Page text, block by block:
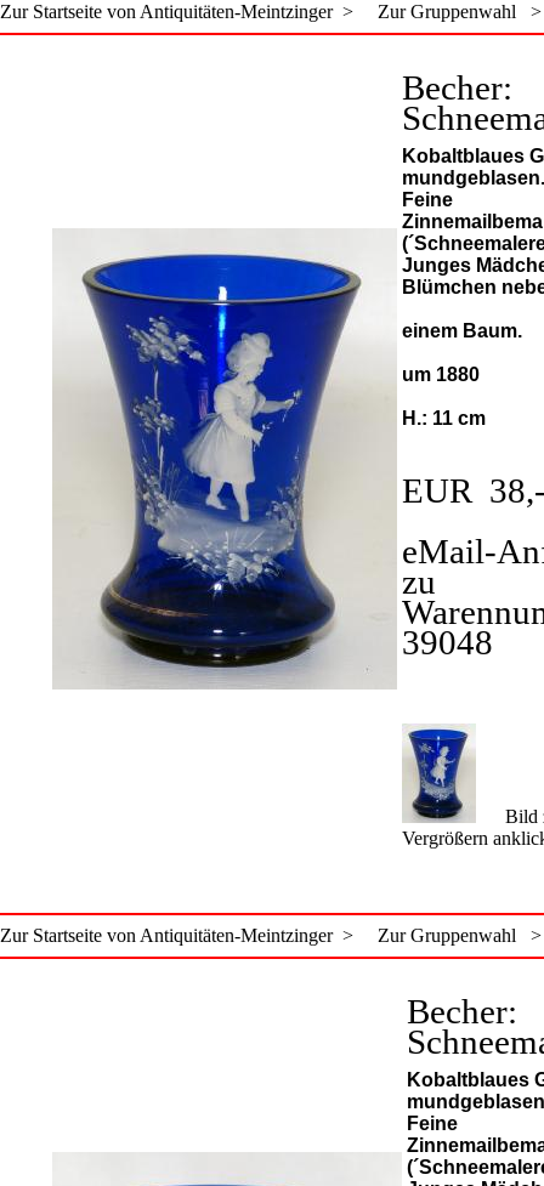
Zur Startseite von Antiquitäten-Meintzinger > Zur Gruppenwahl >
Becher:
Kobaltblaues
mundgeblasen.
Feine
Junges
Blümchen
einem Baum.
um 1880
H.: 11 cm
EUR
eMail-
zu
39048
Bild
Vergrößern
Zur Startseite von Antiquitäten-Meintzinger > Zur Gruppenwahl >
Becher:
Kobaltblaues
Feine